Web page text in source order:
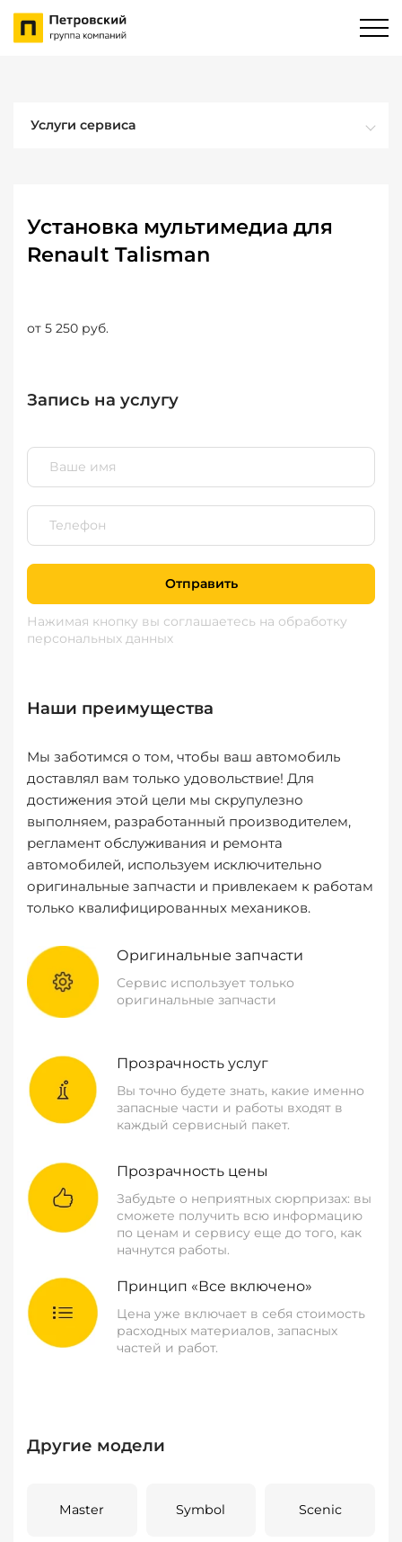
Услуги сервиса
Установка мультимедиа для
Renault Talisman
от 5 250 руб.
Запись на услугу
Отправить
Нажимая кнопку вы соглашаетесь на обработку
персональных данных
Наши преимущества
Мы заботимся о том, чтобы ваш автомобиль
доставлял вам только удовольствие! Для
достижения этой цели мы скрупулезно
выполняем, разработанный производителем,
регламент обслуживания и ремонта
автомобилей, используем исключительно
оригинальные запчасти и привлекаем к работам
только квалифицированных механиков.
Оригинальные запчасти
Сервис использует только
оригинальные запчасти
Прозрачность услуг
Вы точно будете знать, какие именно
запасные части и работы входят в
каждый сервисный пакет.
Прозрачность цены
Забудьте о неприятных сюрпризах: вы
сможете получить всю информацию
по ценам и сервису еще до того, как
начнутся работы.
Принцип «Все включено»
Цена уже включает в себя стоимость
расходных материалов, запасных
частей и работ.
Другие модели
Master Symbol Scenic